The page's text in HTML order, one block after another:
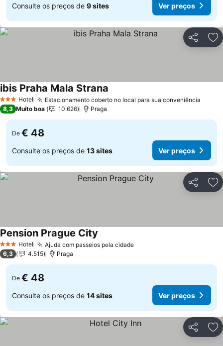
Consulte os preços de 9 sites Ver preços
Partilhar
3 EstrelasHotel Estacionamento coberto no local para sua conveniência
ibis Praha Mala Strana
8,3 Muito boa 10.626 Praga
De € 48
Consulte os preços de 13 sites Ver preços
Partilhar
3 EstrelasHotel Ajuda com passeios pela cidade
Pension Prague City
6,3 4.515 Praga
De € 48
Consulte os preços de 14 sites Ver preços
Partilhar